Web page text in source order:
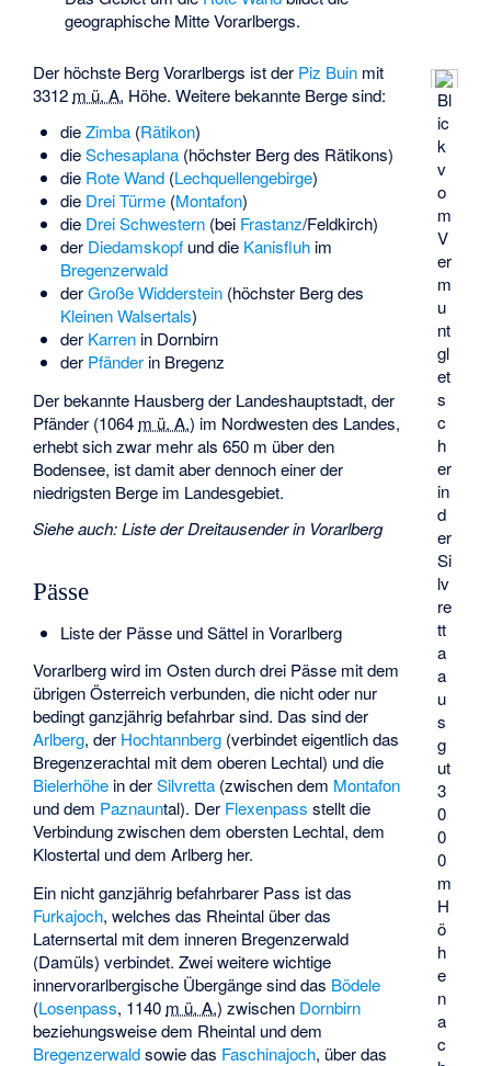
geographische Mitte Vorarlbergs.
Bl
ic
k
v
o
m
V
er
m
u
nt
gl
et
s
c
h
er
in
d
er
Si
lv
re
tt
a
a
u
s
g
ut
3
0
0
0
m
H
ö
h
e
n
a
c
Der höchste Berg Vorarlbergs ist der Piz Buin mit
3312 m ü. A. Höhe. Weitere bekannte Berge sind:
dieZimba(Rätikon)
dieSchesaplana(höchster Berg des Rätikons)
die Rote Wand(Lechquellengebirge)
die Drei Türme(Montafon)
die Drei Schwestern(bei Frastanz/Feldkirch)
der Diedamskopfund die Kanisfluhim
Bregenzerwald
derGroße Widderstein(höchster Berg des
Kleinen Walsertals)
der Karrenin Dornbirn
der Pfänderin Bregenz
Der bekannte Hausberg der Landeshauptstadt, der
Pfänder (1064 m ü. A.) im Nordwesten des Landes,
erhebt sich zwar mehr als 650 m über den
Bodensee, ist damit aber dennoch einer der
niedrigsten Berge im Landesgebiet.
Siehe auch:Liste der Dreitausender in Vorarlberg
Pässe
Liste der Pässe und Sättel in Vorarlberg
Vorarlberg wird im Osten durch drei Pässe mit dem
übrigen Österreich verbunden, die nicht oder nur
bedingt ganzjährig befahrbar sind. Das sind der
Arlberg, der Hochtannberg (verbindet eigentlich das
Bregenzerachtal mit dem oberen Lechtal) und die
Bielerhöhe in derSilvretta (zwischen dem Montafon
und dem Paznaun­tal). Der Flexenpass stellt die
Verbindung zwischen dem obersten Lechtal, dem
Klostertal und dem Arlberg her.
Ein nicht ganzjährig befahrbarer Pass ist das
Furkajoch, welches das Rheintal über das
Laternsertal mit dem inneren Bregenzerwald
(Damüls) verbindet. Zwei weitere wichtige
innervorarlbergische Übergänge sind das Bödele
(Losenpass, 1140 m ü. A.) zwischen Dornbirn
beziehungsweise dem Rheintal und dem
Bregenzerwaldsowie das Faschinajoch, über das